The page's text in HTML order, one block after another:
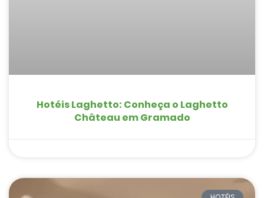
Hotéis Laghetto: Conheça o Laghetto
Château em Gramado